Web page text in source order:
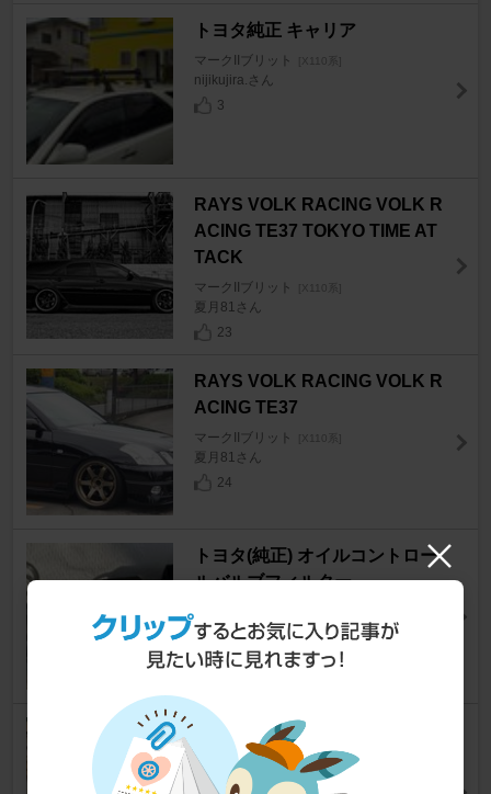
トヨタ純正 キャリア
マークIIブリット [X110系]
nijikujira.さん
3
RAYS VOLK RACING VOLK R
ACING TE37 TOKYO TIME AT
TACK
マークIIブリット [X110系]
夏月81さん
23
RAYS VOLK RACING VOLK R
ACING TE37
マークIIブリット [X110系]
夏月81さん
24
トヨタ(純正) オイルコントロー
ルバルブフィルター
マークIIブリット
ゼノンさん
0
トヨタモデリスタ / MODELLIS
TA YAMAHA Power専用マフラ
ー